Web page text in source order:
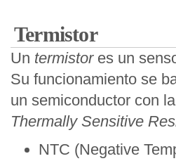
Termistor
Un termistores un
Su funcionamiento se
un semiconductor con
Thermally Sensitive
NTC (Negative